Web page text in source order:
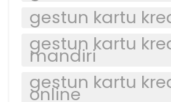
gestun kartu
gestun kartu
mandiri
gestun kartu
online